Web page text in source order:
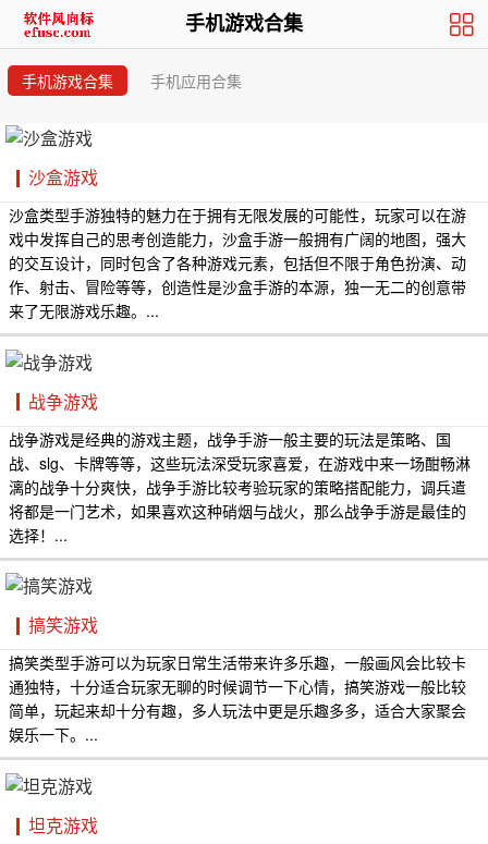
手机游戏合集 栏目
手机游戏合集 手机应用合集
沙盒游戏
沙盒类型手游独特的魅力在于拥有无限发展的可能性，玩家可以在游
戏中发挥自己的思考创造能力，沙盒手游一般拥有广阔的地图，强大
的交互设计，同时包含了各种游戏元素，包括但不限于角色扮演、动
作、射击、冒险等等，创造性是沙盒手游的本源，独一无二的创意带
来了无限游戏乐趣。...
战争游戏
战争游戏是经典的游戏主题，战争手游一般主要的玩法是策略、国
战、slg、卡牌等等，这些玩法深受玩家喜爱，在游戏中来一场酣畅淋
漓的战争十分爽快，战争手游比较考验玩家的策略搭配能力，调兵遣
将都是一门艺术，如果喜欢这种硝烟与战火，那么战争手游是最佳的
选择！...
搞笑游戏
搞笑类型手游可以为玩家日常生活带来许多乐趣，一般画风会比较卡
通独特，十分适合玩家无聊的时候调节一下心情，搞笑游戏一般比较
简单，玩起来却十分有趣，多人玩法中更是乐趣多多，适合大家聚会
娱乐一下。...
坦克游戏